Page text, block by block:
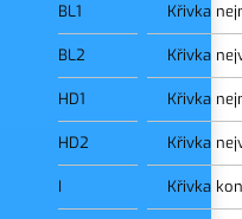
BL1 Křivka
BL2 Křivka
HD1 Křivka
HD2 Křivka
I Křivka